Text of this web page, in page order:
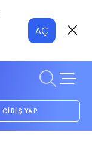
AÇ
GİRİŞ YAP